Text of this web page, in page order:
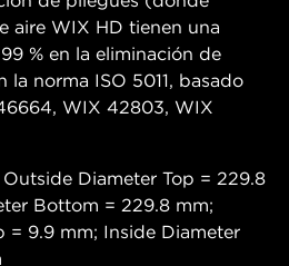
aire WIX HD tienen una
% en la eliminación de
norma ISO 5011, basado
WIX 42803, WIX
Diameter Top = 229.8
Bottom = 229.8 mm;
= 9.9 mm; Inside Diameter